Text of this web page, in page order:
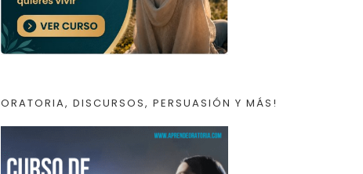
ORATORIA, DISCURSOS, PERSUASIÓN Y MÁS!